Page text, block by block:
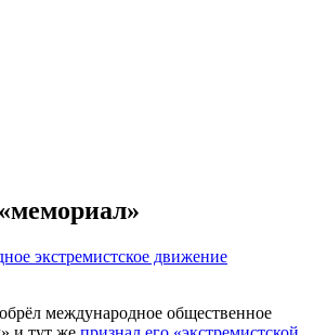
экстремистское движение
международное общественное